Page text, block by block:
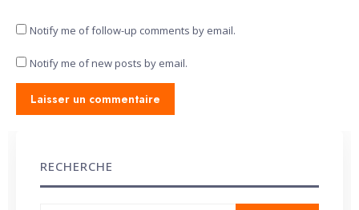
Notify me of follow-up comments by email.
Notify me of new posts by email.
RECHERCHE